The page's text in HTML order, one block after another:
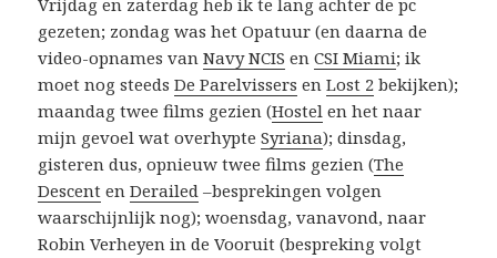
Vrijdag en zaterdag heb ik te lang achter de pc
gezeten; zondag was het Opatuur (en daarna de
video-opnames vanNavy NCIS enCSI Miami; ik
moet nog steedsDe Parelvissers enLost 2 bekijken);
maandag twee films gezien (Hostel en het naar
mijn gevoel wat overhypteSyriana); dinsdag,
gisteren dus, opnieuw twee films gezien (The
Descent enDerailed –besprekingen volgen
waarschijnlijk nog); woensdag, vanavond, naar
Robin Verheyen in de Vooruit (bespreking volgt